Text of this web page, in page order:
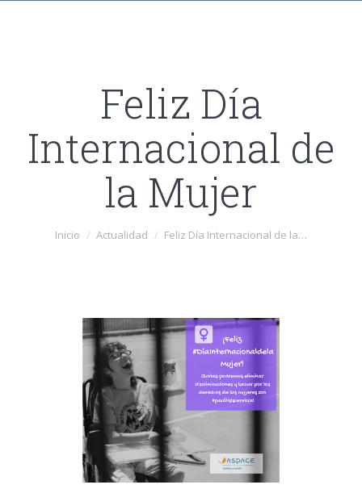
Feliz Día
Internacional de
la Mujer
Estás aquí:
Inicio Actualidad Feliz Día Internacional de la…